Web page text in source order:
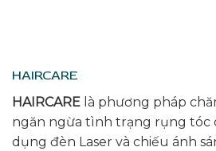
HAIRCARE
HAIRCARE là phương pháp
ngăn ngừa tình trạng rụng tóc
dụng đèn Laser và chiếu ánh